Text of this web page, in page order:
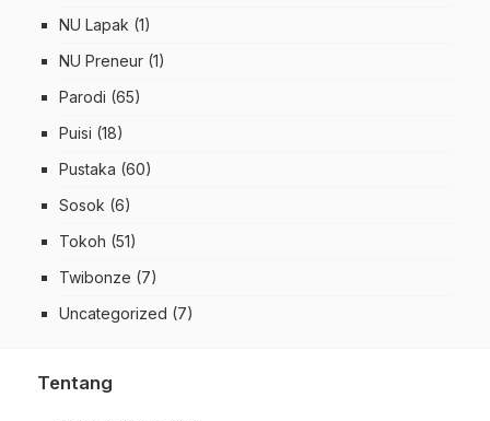
NU Lapak (1)
NU Preneur (1)
Parodi (65)
Puisi (18)
Pustaka (60)
Sosok (6)
Tokoh (51)
Twibonze (7)
Uncategorized (7)
Tentang